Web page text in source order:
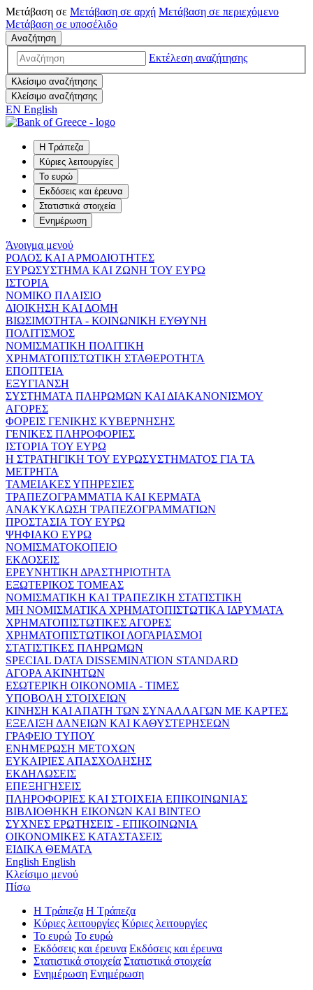
Μετάβαση σε Μετάβαση σε αρχή Μετάβαση σε περιεχόμενο
Μετάβαση σε υποσέλιδο
Αναζήτηση
Εκτέλεση αναζήτησης
Κλείσιμο αναζήτησης
Κλείσιμο αναζήτησης
EN English
Η Τράπεζα
Κύριες λειτουργίες
Το ευρώ
Εκδόσεις και έρευνα
Στατιστικά στοιχεία
Ενημέρωση
Άνοιγμα μενού
ΡΟΛΟΣ ΚΑΙ ΑΡΜΟΔΙΟΤΗΤΕΣ
ΕΥΡΩΣΥΣΤΗΜΑ ΚΑΙ ΖΩΝΗ ΤΟΥ ΕΥΡΩ
ΙΣΤΟΡΙΑ
ΝΟΜΙΚΟ ΠΛΑΙΣΙΟ
ΔΙΟΙΚΗΣΗ ΚΑΙ ΔΟΜΗ
ΒΙΩΣΙΜΟΤΗΤΑ - ΚΟΙΝΩΝΙΚΗ ΕΥΘΥΝΗ
ΠΟΛΙΤΙΣΜΟΣ
ΝΟΜΙΣΜΑΤΙΚΗ ΠΟΛΙΤΙΚΗ
ΧΡΗΜΑΤΟΠΙΣΤΩΤΙΚΗ ΣΤΑΘΕΡΟΤΗΤΑ
ΕΠΟΠΤΕΙΑ
ΕΞΥΓΙΑΝΣΗ
ΣΥΣΤΗΜΑΤΑ ΠΛΗΡΩΜΩΝ ΚΑΙ ΔΙΑΚΑΝΟΝΙΣΜΟΥ
ΑΓΟΡΕΣ
ΦΟΡΕΙΣ ΓΕΝΙΚΗΣ ΚΥΒΕΡΝΗΣΗΣ
ΓΕΝΙΚΕΣ ΠΛΗΡΟΦΟΡΙΕΣ
ΙΣΤΟΡΙΑ ΤΟΥ ΕΥΡΩ
Η ΣΤΡΑΤΗΓΙΚΗ ΤΟΥ ΕΥΡΩΣΥΣΤΗΜΑΤΟΣ ΓΙΑ ΤΑ
ΜΕΤΡΗΤΑ
ΤΑΜΕΙΑΚΕΣ ΥΠΗΡΕΣΙΕΣ
ΤΡΑΠΕΖΟΓΡΑΜΜΑΤΙΑ ΚΑΙ ΚΕΡΜΑΤΑ
ΑΝΑΚΥΚΛΩΣΗ ΤΡΑΠΕΖΟΓΡΑΜΜΑΤΙΩΝ
ΠΡΟΣΤΑΣΙΑ ΤΟΥ ΕΥΡΩ
ΨΗΦΙΑΚΟ ΕΥΡΩ
ΝΟΜΙΣΜΑΤΟΚΟΠΕΙΟ
ΕΚΔΟΣΕΙΣ
ΕΡΕΥΝΗΤΙΚΗ ΔΡΑΣΤΗΡΙΟΤΗΤΑ
ΕΞΩΤΕΡΙΚΟΣ ΤΟΜΕΑΣ
ΝΟΜΙΣΜΑΤΙΚΗ ΚΑΙ ΤΡΑΠΕΖΙΚΗ ΣΤΑΤΙΣΤΙΚΗ
ΜΗ ΝΟΜΙΣΜΑΤΙΚΑ ΧΡΗΜΑΤΟΠΙΣΤΩΤΙΚΑ ΙΔΡΥΜΑΤΑ
ΧΡΗΜΑΤΟΠΙΣΤΩΤΙΚΕΣ ΑΓΟΡΕΣ
ΧΡΗΜΑΤΟΠΙΣΤΩΤΙΚΟΙ ΛΟΓΑΡΙΑΣΜΟΙ
ΣΤΑΤΙΣΤΙΚΕΣ ΠΛΗΡΩΜΩΝ
SPECIAL DATA DISSEMINATION STANDARD
ΑΓΟΡΑ ΑΚΙΝΗΤΩΝ
ΕΣΩΤΕΡΙΚΗ ΟΙΚΟΝΟΜΙΑ - ΤΙΜΕΣ
ΥΠΟΒΟΛΗ ΣΤΟΙΧΕΙΩΝ
ΚΙΝΗΣΗ ΚΑΙ ΑΠΑΤΗ ΤΩΝ ΣΥΝΑΛΛΑΓΩΝ ΜΕ ΚΑΡΤΕΣ
ΕΞΕΛΙΞΗ ΔΑΝΕΙΩΝ ΚΑΙ ΚΑΘΥΣΤΕΡΗΣΕΩΝ
ΓΡΑΦΕΙΟ ΤΥΠΟΥ
ΕΝΗΜΕΡΩΣΗ ΜΕΤΟΧΩΝ
ΕΥΚΑΙΡΙΕΣ ΑΠΑΣΧΟΛΗΣΗΣ
ΕΚΔΗΛΩΣΕΙΣ
ΕΠΕΞΗΓΗΣΕΙΣ
ΠΛΗΡΟΦΟΡΙΕΣ ΚΑΙ ΣΤΟΙΧΕΙΑ ΕΠΙΚΟΙΝΩΝΙΑΣ
ΒΙΒΛΙΟΘΗΚΗ ΕΙΚΟΝΩΝ ΚΑΙ ΒΙΝΤΕΟ
ΣΥΧΝΕΣ ΕΡΩΤΗΣΕΙΣ - ΕΠΙΚΟΙΝΩΝΙΑ
ΟΙΚΟΝΟΜΙΚΕΣ ΚΑΤΑΣΤΑΣΕΙΣ
ΕΙΔΙΚΑ ΘΕΜΑΤΑ
English English
Κλείσιμο μενού
Πίσω
Η Τράπεζα Η Τράπεζα
Κύριες λειτουργίες Κύριες λειτουργίες
Το ευρώ Το ευρώ
Εκδόσεις και έρευνα Εκδόσεις και έρευνα
Στατιστικά στοιχεία Στατιστικά στοιχεία
Ενημέρωση Ενημέρωση